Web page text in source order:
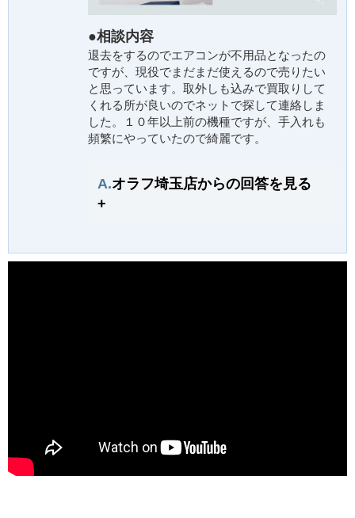
●相談内容
退去をするのでエアコンが不用品となったの
ですが、現役でまだまだ使えるので売りたい
と思っています。取外しも込みで買取りして
くれる所が良いのでネットで探して連絡しま
した。１０年以上前の機種ですが、手入れも
頻繁にやっていたので綺麗です。
A.オラフ埼玉店からの回答を見る
+